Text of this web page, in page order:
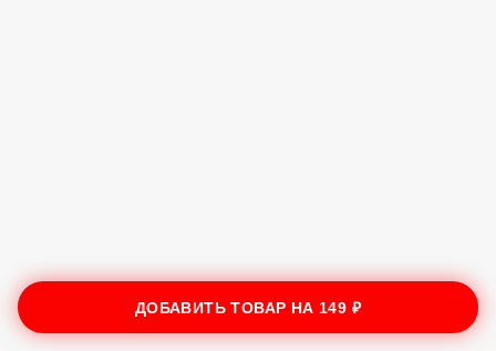
ДОБАВИТЬ ТОВАР НА 149 ₽